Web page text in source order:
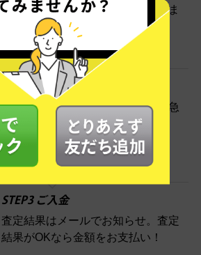
たい商品をいろいろ詰めて梱包しま
STEP2 発送
送料無料でご自宅から発送！佐川急
便がご自宅まで引き取りに伺いま
す。
STEP3 ご入金
査定結果はメールでお知らせ。査定
結果がOKなら金額をお支払い！